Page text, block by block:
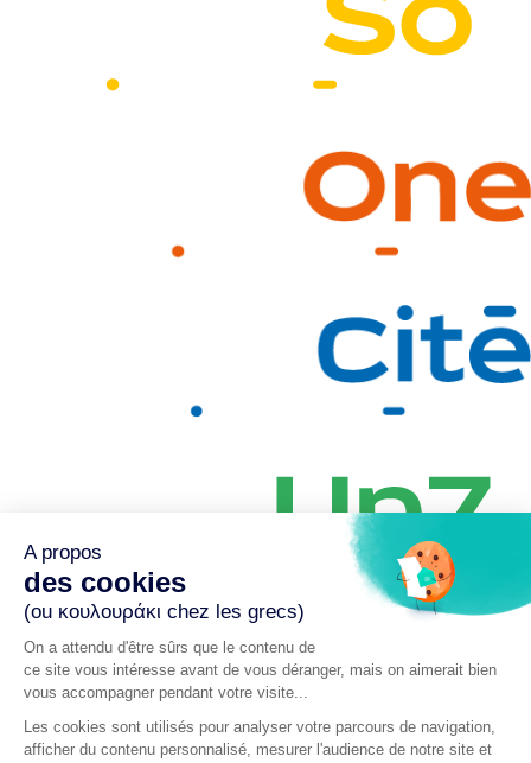
Paris – Lyon – Bordeaux – Rennes – Nantes – Chambéry –
Madrid
A propos
des cookies
(ou κουλουράκι chez les grecs)
On a attendu d'être sûrs que le contenu de
ce site vous intéresse avant de vous déranger, mais on aimerait bien
vous accompagner pendant votre visite...
Les cookies sont utilisés pour analyser votre parcours de navigation,
afficher du contenu personnalisé, mesurer l'audience de notre site et